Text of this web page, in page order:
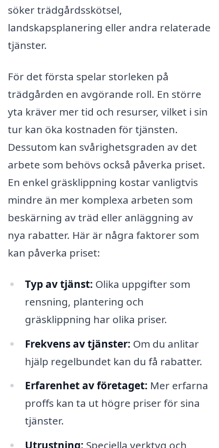
söker trädgårdsskötsel,
landskapsplanering eller andra relaterade
tjänster.
För det första spelar storleken på
trädgården en avgörande roll. En större
yta kräver mer tid och resurser, vilket i sin
tur kan öka kostnaden för tjänsten.
Dessutom kan svårighetsgraden av det
arbete som behövs också påverka priset.
En enkel gräsklippning kostar vanligtvis
mindre än mer komplexa arbeten som
beskärning av träd eller anläggning av
nya rabatter. Här är några faktorer som
kan påverka priset:
Typ av tjänst: Olika uppgifter som
rensning, plantering och
gräsklippning har olika priser.
Frekvens av tjänster: Om du anlitar
hjälp regelbundet kan du få rabatter.
Erfarenhet av företaget: Mer erfarna
proffs kan ta ut högre priser för sina
tjänster.
Utrustning: Speciella verktyg och